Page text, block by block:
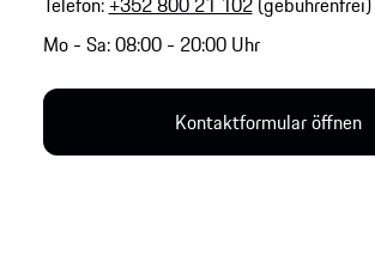
Mo - Sa: 08:00 - 20:00 Uhr
Kontaktformular öffnen